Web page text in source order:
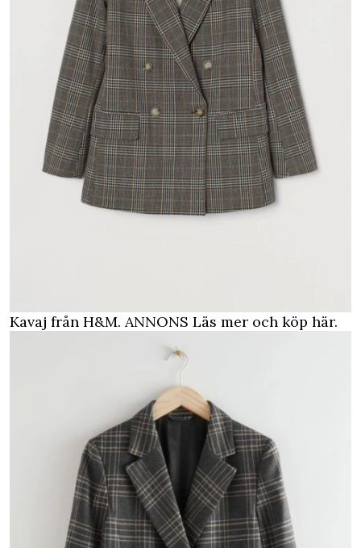
Kavaj från H&M. ANNONS Läs mer och köp här.